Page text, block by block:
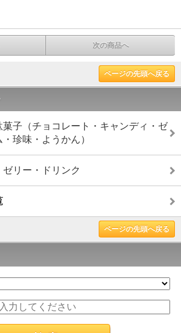
次の商品へ
ページの先頭へ戻る
子（チョコレート・キャンディ・ゼ
珍味・ようかん）
リー・ドリンク
ページの先頭へ戻る